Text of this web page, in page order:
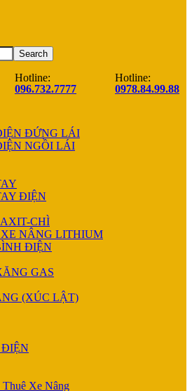
Search
Hotline:
096.732.7777
Hotline:
0978.84.99.88
ĐỨNG LÁI
NGỒI LÁI
ĐIỆN
CHÌ
NÂNG LITHIUM
ĐIỆN
GAS
(XÚC LẬT)
Xe Nâng